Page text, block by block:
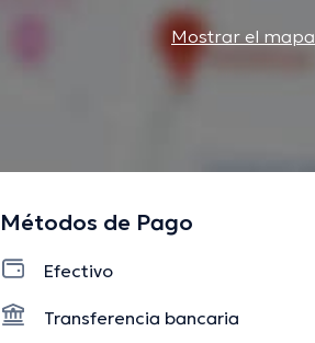
Mostrar el mapa
Métodos de Pago
Efectivo
Transferencia bancaria